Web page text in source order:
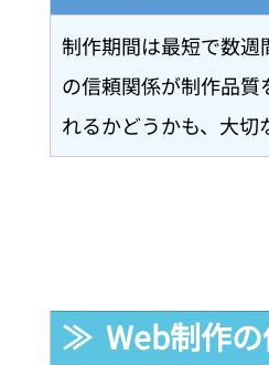
制作期間は最短で数
の信頼関係が制作品
れるかどうかも、大切
≫  Web制作